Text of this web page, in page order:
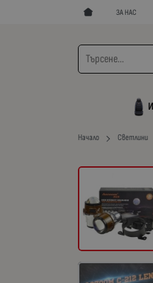
ЗА НАС
Начало Светлини